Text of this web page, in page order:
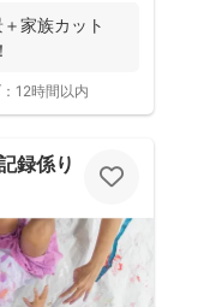
家族カット
12時間以内
録係り』 HIKO